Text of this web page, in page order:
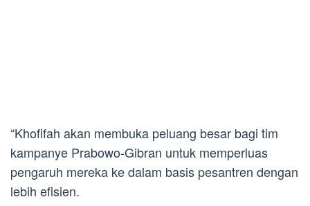
“Khofifah akan membuka peluang besar bagi tim
kampanye Prabowo-Gibran untuk memperluas
pengaruh mereka ke dalam basis pesantren dengan
lebih efisien.